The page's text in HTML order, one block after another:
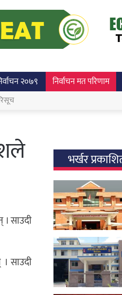
२०७९ निर्वाचन मत परिणाम
साउदी
साउदी
भर्खर